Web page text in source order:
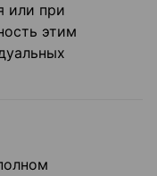
или при
этим